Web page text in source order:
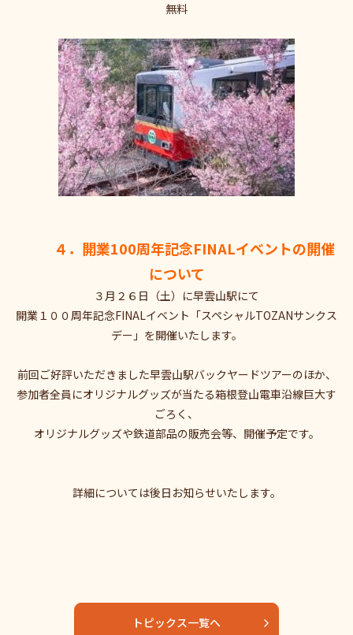
無料
４．開業100周年記念FINALイベントの開催
について
３月２６日（土）に早雲山駅にて
開業１００周年記念FINALイベント「スペシャルTOZANサンクス
デー」を開催いたします。
前回ご好評いただきました早雲山駅バックヤードツアーのほか、
参加者全員にオリジナルグッズが当たる箱根登山電車沿線巨大す
ごろく、
オリジナルグッズや鉄道部品の販売会等、開催予定です。
詳細については後日お知らせいたします。
トピックス一覧へ